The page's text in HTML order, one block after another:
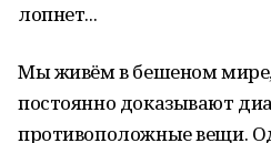
лопнет...
Мы живём в бешеном
постоянно доказывают
противоположные вещи.